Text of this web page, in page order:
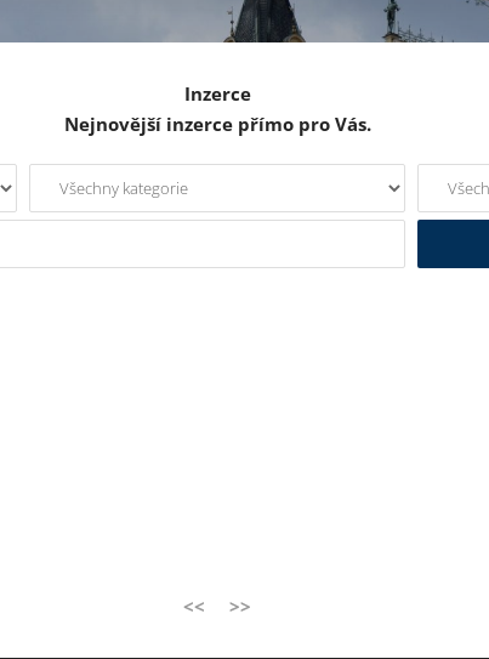
Inzerce
Nejnovější inzerce přímo pro Vás.
<< >>